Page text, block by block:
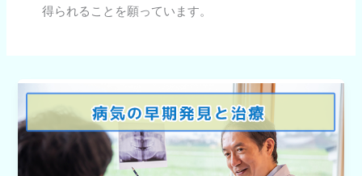
得られることを願っています。